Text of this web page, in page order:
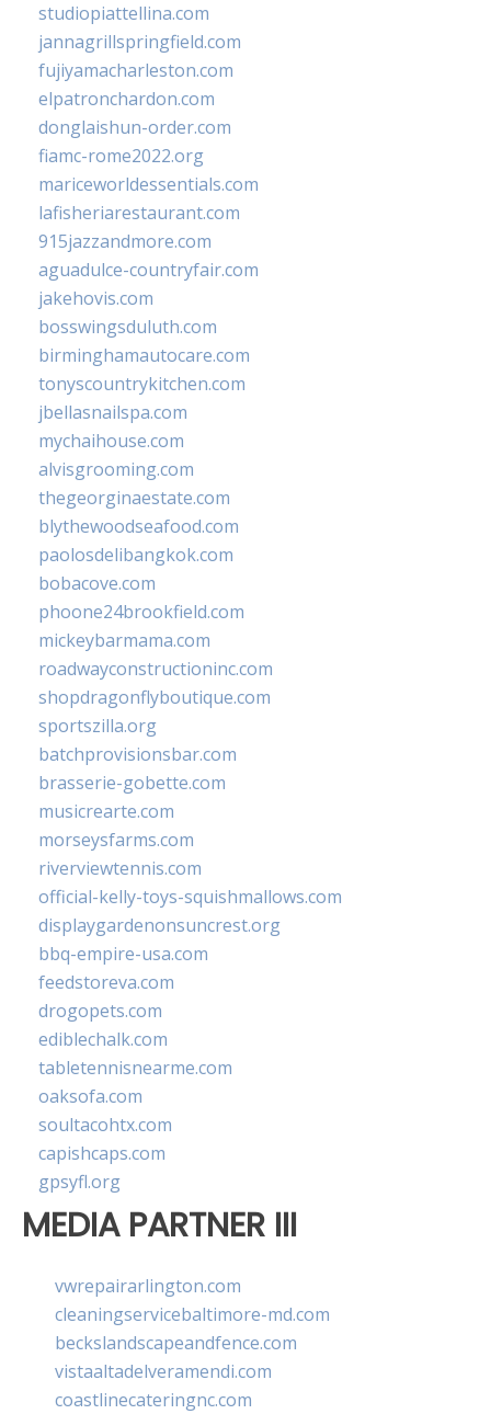
studiopiattellina.com
jannagrillspringfield.com
fujiyamacharleston.com
elpatronchardon.com
donglaishun-order.com
fiamc-rome2022.org
mariceworldessentials.com
lafisheriarestaurant.com
915jazzandmore.com
aguadulce-countryfair.com
jakehovis.com
bosswingsduluth.com
birminghamautocare.com
tonyscountrykitchen.com
jbellasnailspa.com
mychaihouse.com
alvisgrooming.com
thegeorginaestate.com
blythewoodseafood.com
paolosdelibangkok.com
bobacove.com
phoone24brookfield.com
mickeybarmama.com
roadwayconstructioninc.com
shopdragonflyboutique.com
sportszilla.org
batchprovisionsbar.com
brasserie-gobette.com
musicrearte.com
morseysfarms.com
riverviewtennis.com
official-kelly-toys-squishmallows.com
displaygardenonsuncrest.org
bbq-empire-usa.com
feedstoreva.com
drogopets.com
ediblechalk.com
tabletennisnearme.com
oaksofa.com
soultacohtx.com
capishcaps.com
gpsyfl.org
MEDIA PARTNER III
vwrepairarlington.com
cleaningservicebaltimore-md.com
beckslandscapeandfence.com
vistaaltadelveramendi.com
coastlinecateringnc.com